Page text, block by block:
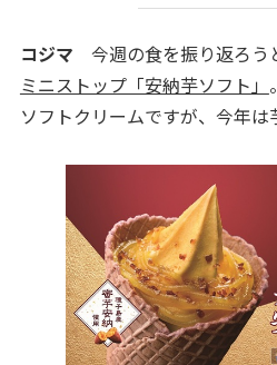
コジマ 今週の食を振り返ろう
ミニストップ「安納芋ソフト」
ソフトクリームですが、今年は